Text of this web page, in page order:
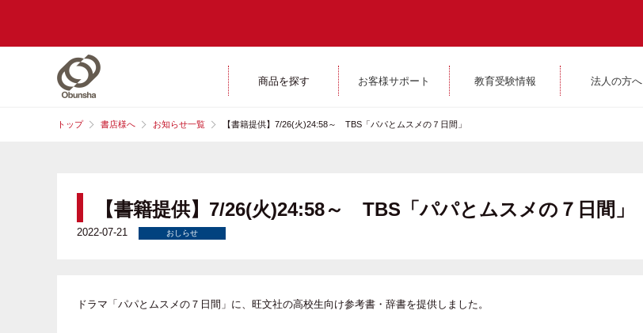
商品を探す お客様サポート 教育受験情報 法人の方へ
トップ 書店様へ お知らせ一覧 【書籍提供】7/26(火)24:58～ TBS「パパとムスメの７日間」
【書籍提供】7/26(火)24:58～ TBS「パパとムスメの７日間」
2022-07-21 おしらせ
ドラマ「パパとムスメの７日間」に、旺文社の高校生向け参考書・辞書を提供しました。